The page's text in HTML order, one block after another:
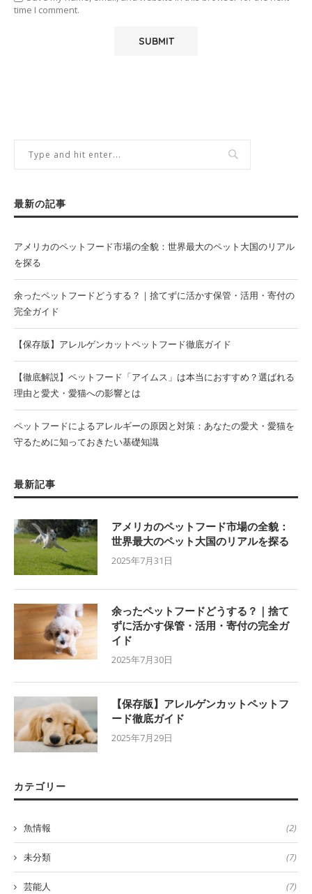
time I comment.
最新の記事
アメリカのペットフード市場の全貌：世界最大のペット大国のリアル
を探る
余ったペットフードどうする？｜捨てずに活かす保管・活用・寄付の
完全ガイド
【保存版】アレルゲンカットペットフード徹底ガイド
【徹底解説】ペットフード「アイムス」は本当におすすめ？選ばれる
理由と愛犬・愛猫への影響とは
ペットフードによるアレルギーの原因と対策：あなたの愛犬・愛猫を
守るために知っておきたい基礎知識
最新記事
アメリカのペットフード市場の全貌：
世界最大のペット大国のリアルを探る
2025年7月31日
余ったペットフードどうする？｜捨て
ずに活かす保管・活用・寄付の完全ガ
イド
2025年7月30日
【保存版】アレルゲンカットペットフ
ード徹底ガイド
2025年7月29日
カテゴリー
魚情報 (2)
未分類 (7)
芸能人 (7)